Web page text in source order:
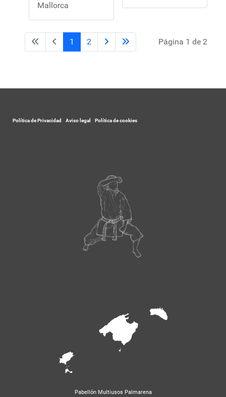
Mallorca
1 2 Página 1 de 2
Política de Privacidad Aviso legal Política de cookies
Pabellón Multiusos Palmarena